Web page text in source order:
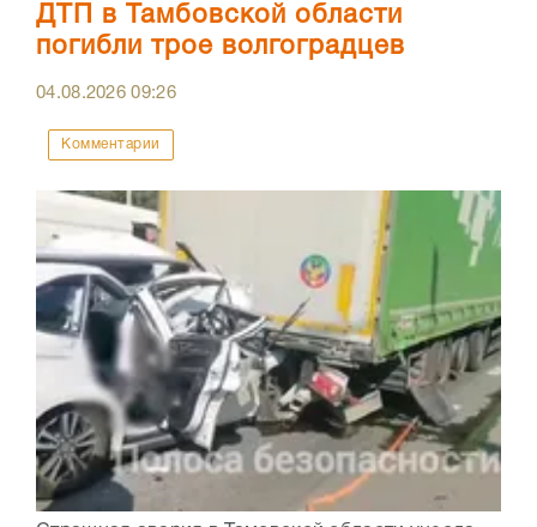
ДТП в Тамбовской области
погибли трое волгоградцев
04.08.202609:26
Комментарии